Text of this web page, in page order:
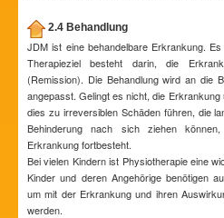
2.4 Behandlung
JDM ist eine behandelbare Erkrankung.
Therapieziel besteht darin, die
(Remission). Die Behandlung wird an die
angepasst. Gelingt es nicht, die
dies zu irreversiblen Schäden führen, die
Behinderung nach sich ziehen
Erkrankung fortbesteht.
Bei vielen Kindern ist Physiotherapie eine
Kinder und deren Angehörige benötigen
um mit der Erkrankung und ihren
werden.